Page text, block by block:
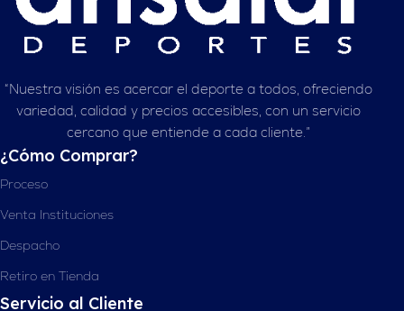
“Nuestra visión es acercar el deporte a todos, ofreciendo
variedad, calidad y precios accesibles, con un servicio
cercano que entiende a cada cliente.”
¿Cómo Comprar?
Proceso
Venta Instituciones
Despacho
Retiro en Tienda
Servicio al Cliente